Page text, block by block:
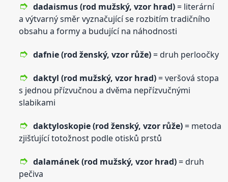
dadaismus (rod mužský,vzor hrad)= literární
a výtvarný směr vyznačující se rozbitím tradičního
obsahu a formy a budující na náhodnosti
dafnie (rod ženský,vzor růže)= druh perloočky
daktyl (rod mužský,vzor hrad)= veršová stopa
s jednou přízvučnou a dvěma nepřízvučnými
slabikami
daktyloskopie (rod ženský,vzor růže)= metoda
zjišťující totožnost podle otisků prstů
dalamánek (rod mužský,vzor hrad)= druh
pečiva